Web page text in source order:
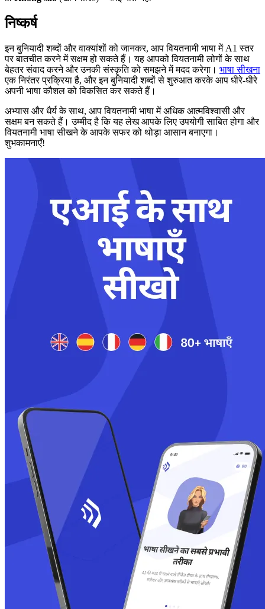
निष्कर्ष
इन बुनियादी शब्दों और वाक्यांशों को जानकर, आप वियतनामी भाषा में A1 स्तर
पर बातचीत करने में सक्षम हो सकते हैं। यह आपको वियतनामी लोगों के साथ
बेहतर संवाद करने और उनकी संस्कृति को समझने में मदद करेगा। भाषा सीखना
एक निरंतर प्रक्रिया है, और इन बुनियादी शब्दों से शुरुआत करके आप धीरे-धीरे
अपनी भाषा कौशल को विकसित कर सकते हैं।
अभ्यास और धैर्य के साथ, आप वियतनामी भाषा में अधिक आत्मविश्वासी और
सक्षम बन सकते हैं। उम्मीद है कि यह लेख आपके लिए उपयोगी साबित होगा और
वियतनामी भाषा सीखने के आपके सफर को थोड़ा आसान बनाएगा।
शुभकामनाएँ!